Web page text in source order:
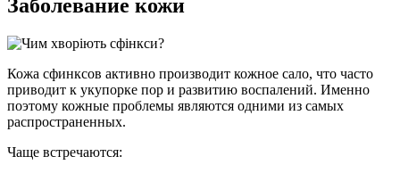
Заболевание кожи
Кожа сфинксов активно производит кожное сало, что часто
приводит к укупорке пор и развитию воспалений. Именно
поэтому кожные проблемы являются одними из самых
распространенных.
Чаще встречаются: